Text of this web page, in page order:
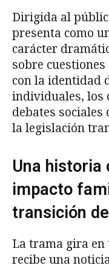
Dirigida al
presenta como
carácter
sobre
con la identidad
individuales, los
debates
la legislación
Una historia
impacto
transición
La trama gira en
recibe una